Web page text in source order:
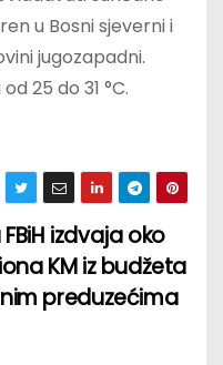
u Bosni sjeverni i
jugozapadni.
25 do 31 °C.
izdvaja oko
KM iz budžeta
preduzećima